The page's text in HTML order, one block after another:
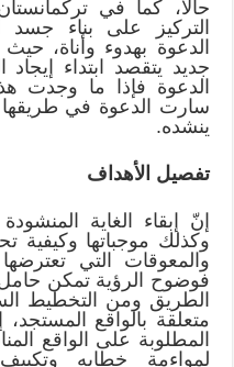
حالاً، كما في
التركيز على بناء جسد
الدعوة بهدوء وأناة،
جديد يتقصد ابتداء إيجاد
الدعوة فإذا ما وجدت
سارت الدعوة في طريقها
ينشده.
تفصيل الأهداف
إنّ إبقاء الغاية
وكذلك موجباتها وكيفية
والمعوقات التي
فوضوح الرؤية تمكن
الطريق ومن التخطيط
متعلقة بالواقع
المطلوبة على الواقع
لمواءمة خطابه